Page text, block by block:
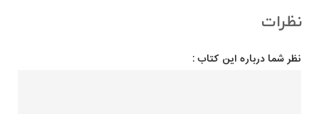
نظرات
نظر شما درباره این کتاب :